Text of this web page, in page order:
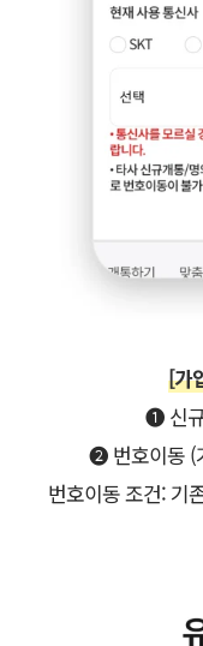
[가
➊ 신
➋ 번호이동 (
번호이동 조건: 기